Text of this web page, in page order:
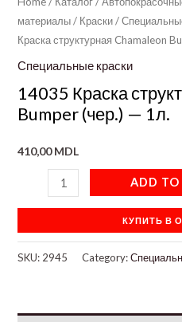
материалы/ Краски/
Краска структурная Chamaleon
Специальные краски
14035 Краска
Bumper (чер.) — 1л.
410,00MDL
ADD TO
КУПИТЬ В
SKU: 2945 Category: